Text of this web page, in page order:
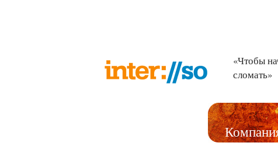
«Чтобы
сломать»